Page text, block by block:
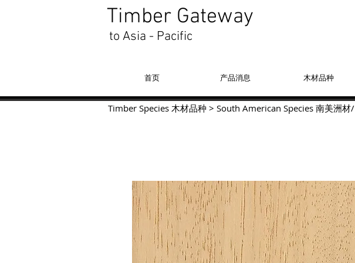
Timber Gateway
to Asia - Pacific
首页 产品消息 木材品种
Timber Species 木材品种 > South American Species 南美洲材/